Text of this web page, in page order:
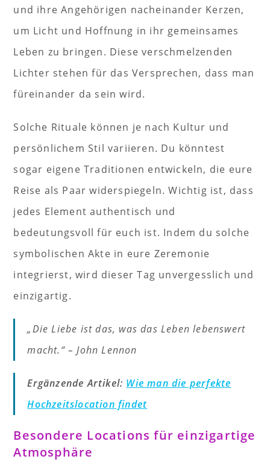
und ihre Angehörigen nacheinander Kerzen,
um Licht und Hoffnung in ihr gemeinsames
Leben zu bringen. Diese verschmelzenden
Lichter stehen für das Versprechen, dass man
füreinander da sein wird.
Solche Rituale können je nach Kultur und
persönlichem Stil variieren. Du könntest
sogar eigene Traditionen entwickeln, die eure
Reise als Paar widerspiegeln. Wichtig ist, dass
jedes Element authentisch und
bedeutungsvoll für euch ist. Indem du solche
symbolischen Akte in eure Zeremonie
integrierst, wird dieser Tag unvergesslich und
einzigartig.
„Die Liebe ist das, was das Leben lebenswert
macht.“ – John Lennon
Ergänzende Artikel: Wie man die perfekte
Hochzeitslocation findet
Besondere Locations für einzigartige
Atmosphäre